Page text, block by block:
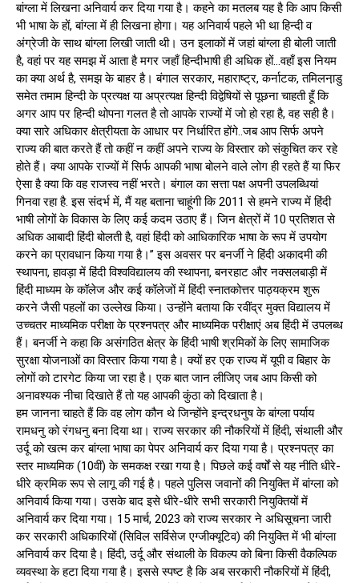
बांग्ला में लिखना अनिवार्य कर दिया गया है। कहने का मतलब यह है कि आप किसी
भी भाषा के हों, बांग्ला में ही लिखना होगा। यह अनिवार्य पहले भी था हिन्दी व
अंग्रेजी के साथ बांग्ला लिखी जाती थी। उन इलाकों में जहां बांग्ला ही बोली जाती
है, वहां पर यह समझ में आता है मगर जहाँ हिन्दीभाषी ही अधिक हों…वहाँ इस नियम
का क्या अर्थ है, समझ के बाहर है। बंगाल सरकार, महाराष्ट्र, कर्नाटक, तमिलना़डु
समेत तमाम हिन्दी के प्रत्यक्ष या अप्रत्यक्ष हिन्दी विद्वेषियों से पूछना चाहती हूँ कि
अगर आप पर हिन्दी थोपना गलत है तो आपके राज्यों में जो हो रहा है, वह सही है।
क्या सारे अधिकार क्षेत्रीयता के आधार पर निर्धारित होंगे..जब आप सिर्फ अपने
राज्य की बात करते हैं तो कहीं न कहीं अपने राज्य के विस्तार को संकुचित कर रहे
होते हैं। क्या आपके राज्यों में सिर्फ आपकी भाषा बोलने वाले लोग ही रहते हैं या फिर
ऐसा है क्या कि वह राजस्व नहीं भरते। बंगाल का सत्ता पक्ष अपनी उपलब्धियां
गिनवा रहा है. इस संदर्भ में, मैं यह बताना चाहूंगी कि 2011 से हमने राज्य में हिंदी
भाषी लोगों के विकास के लिए कई कदम उठाए हैं। जिन क्षेत्रों में 10 प्रतिशत से
अधिक आबादी हिंदी बोलती है, वहां हिंदी को आधिकारिक भाषा के रूप में उपयोग
करने का प्रावधान किया गया है।’’ इस अवसर पर बनर्जी ने हिंदी अकादमी की
स्थापना, हावड़ा में हिंदी विश्वविद्यालय की स्थापना, बनरहाट और नक्सलबाड़ी में
हिंदी माध्यम के कॉलेज और कई कॉलेजों में हिंदी स्नातकोत्तर पाठ्यक्रम शुरू
करने जैसी पहलों का उल्लेख किया। उन्होंने बताया कि रवींद्र मुक्त विद्यालय में
उच्चतर माध्यमिक परीक्षा के प्रश्नपत्र और माध्यमिक परीक्षाएं अब हिंदी में उपलब्ध
हैं। बनर्जी ने कहा कि असंगठित क्षेत्र के हिंदी भाषी श्रमिकों के लिए सामाजिक
सुरक्षा योजनाओं का विस्तार किया गया है। क्यों हर एक राज्य में यूपी व बिहार के
लोगों को टारगेट किया जा रहा है। एक बात जान लीजिए जब आप किसी को
अनावश्यक नीचा दिखाते हैं तो यह आपकी कुंठा को दिखाता है।
हम जानना चाहते हैं कि वह लोग कौन थे जिन्होंने इन्द्रधनुष के बांग्ला पर्याय
रामधनु को रंगधनु बना दिया था। राज्य सरकार की नौकरियों में हिंदी, संथाली और
उर्दू को खत्म कर बांग्ला भाषा का पेपर अनिवार्य कर दिया गया है। प्रश्नपत्र का
स्तर माध्यमिक (10वीं) के समकक्ष रखा गया है। पिछले कई वर्षों से यह नीति धीरे-
धीरे क्रमिक रूप से लागू की गई है। पहले पुलिस जवानों की नियुक्ति में बांग्ला को
अनिवार्य किया गया। उसके बाद इसे धीरे-धीरे सभी सरकारी नियुक्तियों में
अनिवार्य कर दिया गया। 15 मार्च, 2023 को राज्य सरकार ने अधिसूचना जारी
कर सरकारी अधिकारियों (सिविल सर्विसेज एग्जीक्यूटिव) की नियुक्ति में भी बांग्ला
अनिवार्य कर दिया है। हिंदी, उर्दू और संथाली के विकल्प को बिना किसी वैकल्पिक
व्यवस्था के हटा दिया गया है। इससे स्पष्ट है कि अब सरकारी नौकरियों में हिंदी,